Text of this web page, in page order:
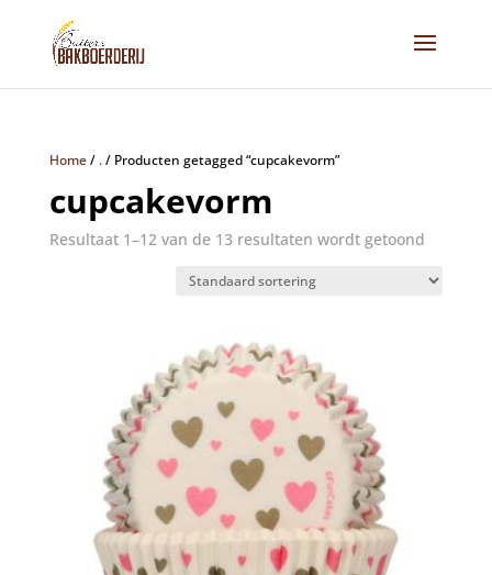
Home/ ./ Producten getagged “cupcakevorm”
cupcakevorm
Resultaat 1–12 van de 13 resultaten wordt getoond